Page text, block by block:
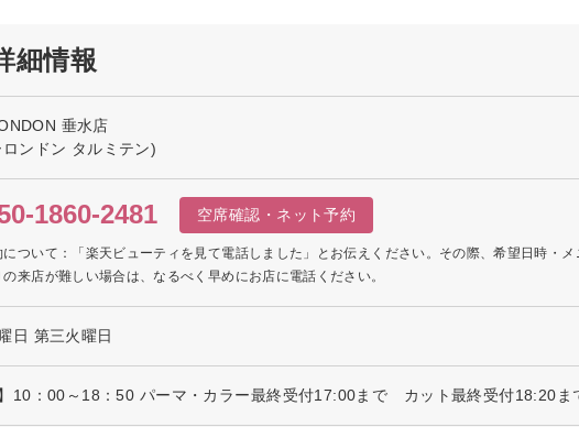
細情報
垂水店
ンドン タルミテン)
1860-2481 空席確認・ネット予約
について：「楽天ビューティを見て電話しました」とお伝えください。その際、希望日時・
来店が難しい場合は、なるべく早めにお店に電話ください。
日 第三火曜日
】10：00～18：50 パーマ・カラー最終受付17:00まで カット最終受付18:20ま